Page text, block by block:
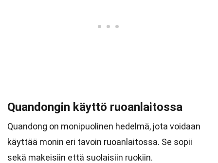
Quandongin käyttö ruoanlaitossa
Quandong on monipuolinen hedelmä, jota voidaan
käyttää monin eri tavoin ruoanlaitossa. Se sopii
sekä makeisiin että suolaisiin ruokiin.